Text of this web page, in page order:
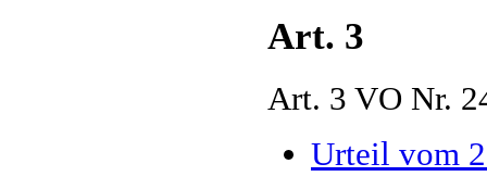
Art. 3
Art. 3 VO Nr.
Urteil vom